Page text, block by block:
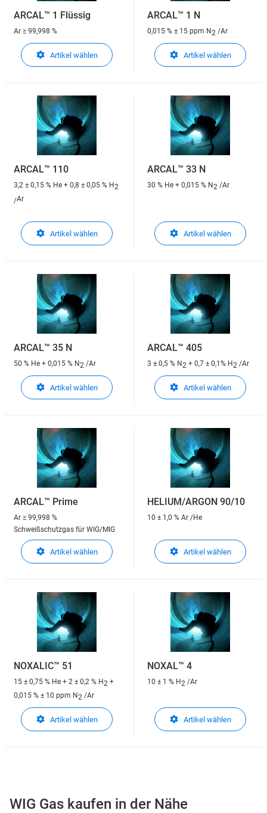
ARCAL™ 1 Flüssig
Ar ≥ 99,998 %
Artikel wählen
ARCAL™ 1 N
0,015 % ± 15 ppm N2 /Ar
Artikel wählen
ARCAL™ 110
3,2 ± 0,15 % He + 0,8 ± 0,05 % H2
/Ar
Artikel wählen
ARCAL™ 33 N
30 % He + 0,015 % N2 /Ar
Artikel wählen
ARCAL™ 35 N
50 % He + 0,015 % N2 /Ar
Artikel wählen
ARCAL™ 405
3 ± 0,5 % N2 + 0,7 ± 0,1% H2 /Ar
Artikel wählen
ARCAL™ Prime
Ar ≥ 99,998 %
Schweißschutzgas für WIG/MIG
Artikel wählen
HELIUM/ARGON 90/10
10 ± 1,0 % Ar /He
Artikel wählen
NOXALIC™ 51
15 ± 0,75 % He + 2 ± 0,2 % H2 +
0,015 % ± 10 ppm N2 /Ar
Artikel wählen
NOXAL™ 4
10 ± 1 % H2 /Ar
Artikel wählen
WIG Gas kaufen in der Nähe